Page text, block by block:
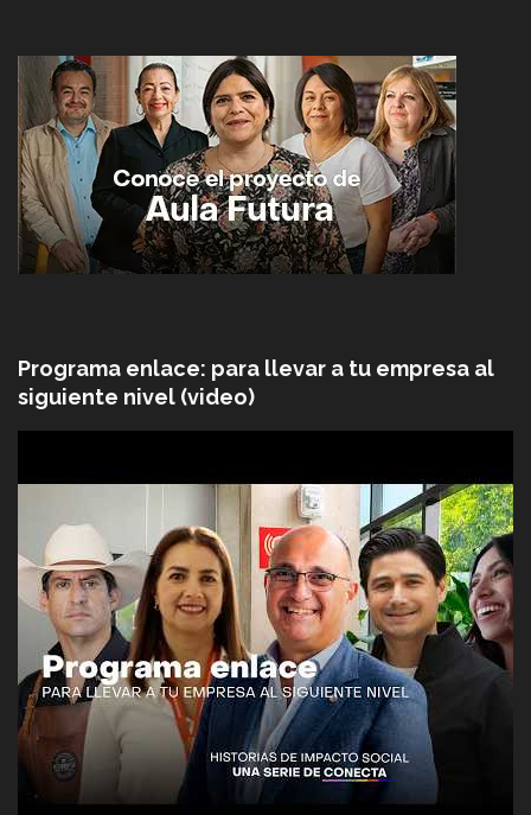
Programa enlace: para llevar a tu empresa al
siguiente nivel (video)